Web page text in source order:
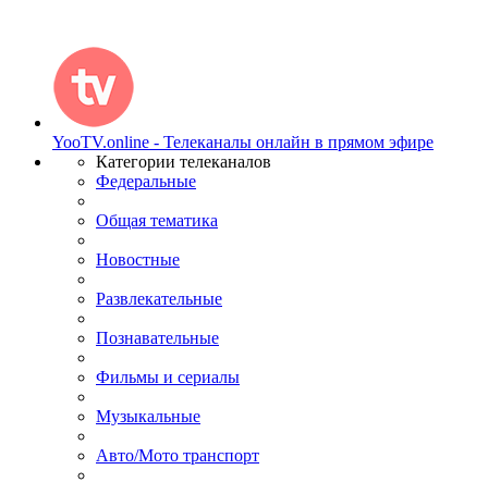
YooTV.online - Телеканалы онлайн в прямом эфире
Категории телеканалов
Федеральные
Общая тематика
Новостные
Развлекательные
Познавательные
Фильмы и сериалы
Музыкальные
Авто/Мото транспорт